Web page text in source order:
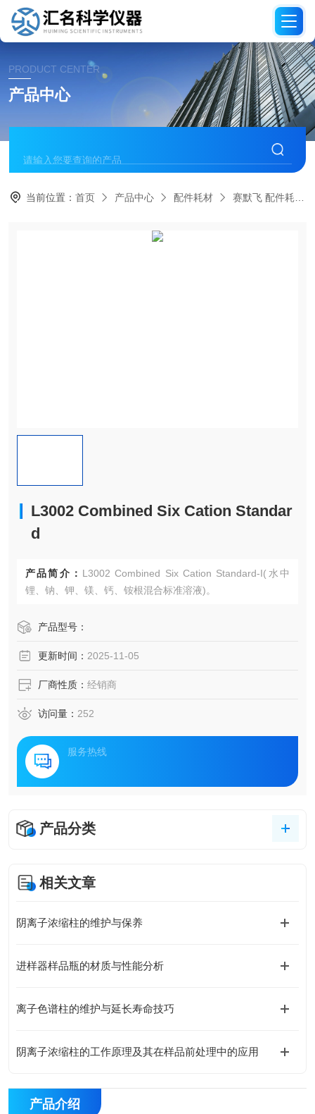
PRODUCT CENTER
产品中心
当前位置：首页 产品中心 配件耗材 赛默飞 配件耗材
L3002 Combined Six Cation Standar
d
产品简介： L3002 Combined Six Cation Standard-I(水中
锂、钠、钾、镁、钙、铵根混合标准溶液)。
产品型号：
更新时间： 2025-11-05
厂商性质： 经销商
访问量： 252
服务热线
产品分类
相关文章
阴离子浓缩柱的维护与保养
进样器样品瓶的材质与性能分析
离子色谱柱的维护与延长寿命技巧
阴离子浓缩柱的工作原理及其在样品前处理中的应用
产品介绍